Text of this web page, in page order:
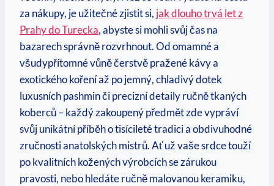
za nákupy, je užitečné zjistit si, jak dlouho trvá let z
Prahy do Turecka, abyste si mohli svůj čas na
bazarech správně rozvrhnout. Od omamné a
všudypřítomné vůně čerstvě pražené kávy a
exotického koření až po jemný, chladivý dotek
luxusních pashmin či precizní detaily ručně tkaných
koberců – každý zakoupený předmět zde vypráví
svůj unikátní příběh o tisícileté tradici a obdivuhodné
zručnosti anatolských mistrů. Ať už vaše srdce touží
po kvalitních kožených výrobcích se zárukou
pravosti, nebo hledáte ručně malovanou keramiku,